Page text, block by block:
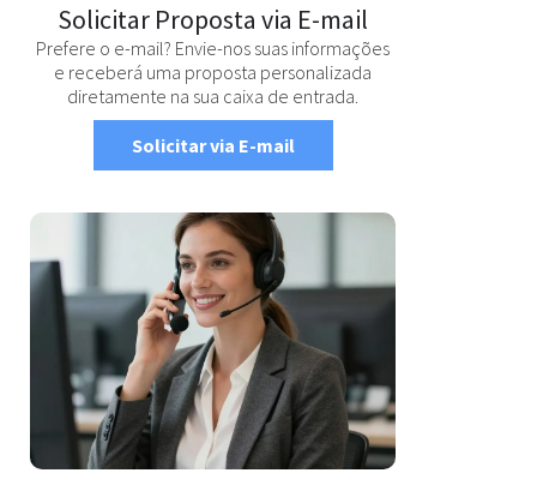
Solicitar Proposta via E-mail
Prefere o e-mail? Envie-nos suas informações
e receberá uma proposta personalizada
diretamente na sua caixa de entrada.
Solicitar via E-mail